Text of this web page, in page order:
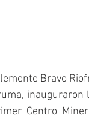
Bravo
inauguraron
Centro